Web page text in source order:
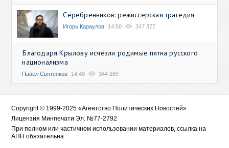
Серебренников: режиссерская трагедия
Игорь Караулов 14:50 347 377
Благодаря Крылову исчезли родимые пятна русского
национализма
Павел Святенков 14:48 344 269
Copyright © 1999-2025 «Агентство Политических Новостей»
Лицензия Минпечати Эл. №77-2792
При полном или частичном использовании материалов, ссылка на
АПН обязательна